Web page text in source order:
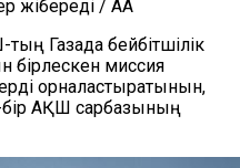
жібереді / AA
Газада бейбітшілік
бірлескен миссия
орналастыратынын,
бір АҚШ сарбазының